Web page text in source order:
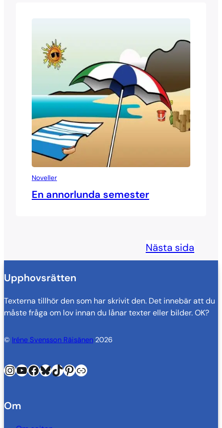
Noveller
En annorlunda semester
Nästa sida
Upphovsrätten
Texterna tillhör den som har skrivit den. Det innebär att du
måste fråga om lov innan du lånar texter eller bilder. OK?
© Iréne Svensson Räisänen 2026
InstagramYouTube Facebook Bluesky TikTok Pinterest Länk
Om